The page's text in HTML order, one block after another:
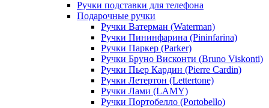
Ручки подставки для телефона
Подарочные ручки
Ручки Ватерман (Waterman)
Ручки Пининфарина (Pininfarina)
Ручки Паркер (Parker)
Ручки Бруно Висконти (Bruno Viskonti)
Ручки Пьер Кардин (Pierre Cardin)
Ручки Летертон (Lettertone)
Ручки Лами (LAMY)
Ручки Портобелло (Portobello)